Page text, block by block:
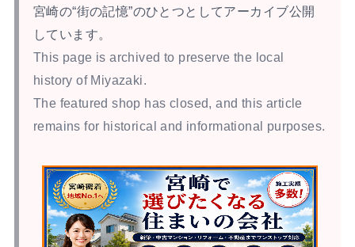
宮崎の“街の記憶”のひとつとしてアーカイブ公開
しています。
This page is archived to preserve the local
history of Miyazaki.
The featured shop has closed, and this article
remains for historical and informational purposes.